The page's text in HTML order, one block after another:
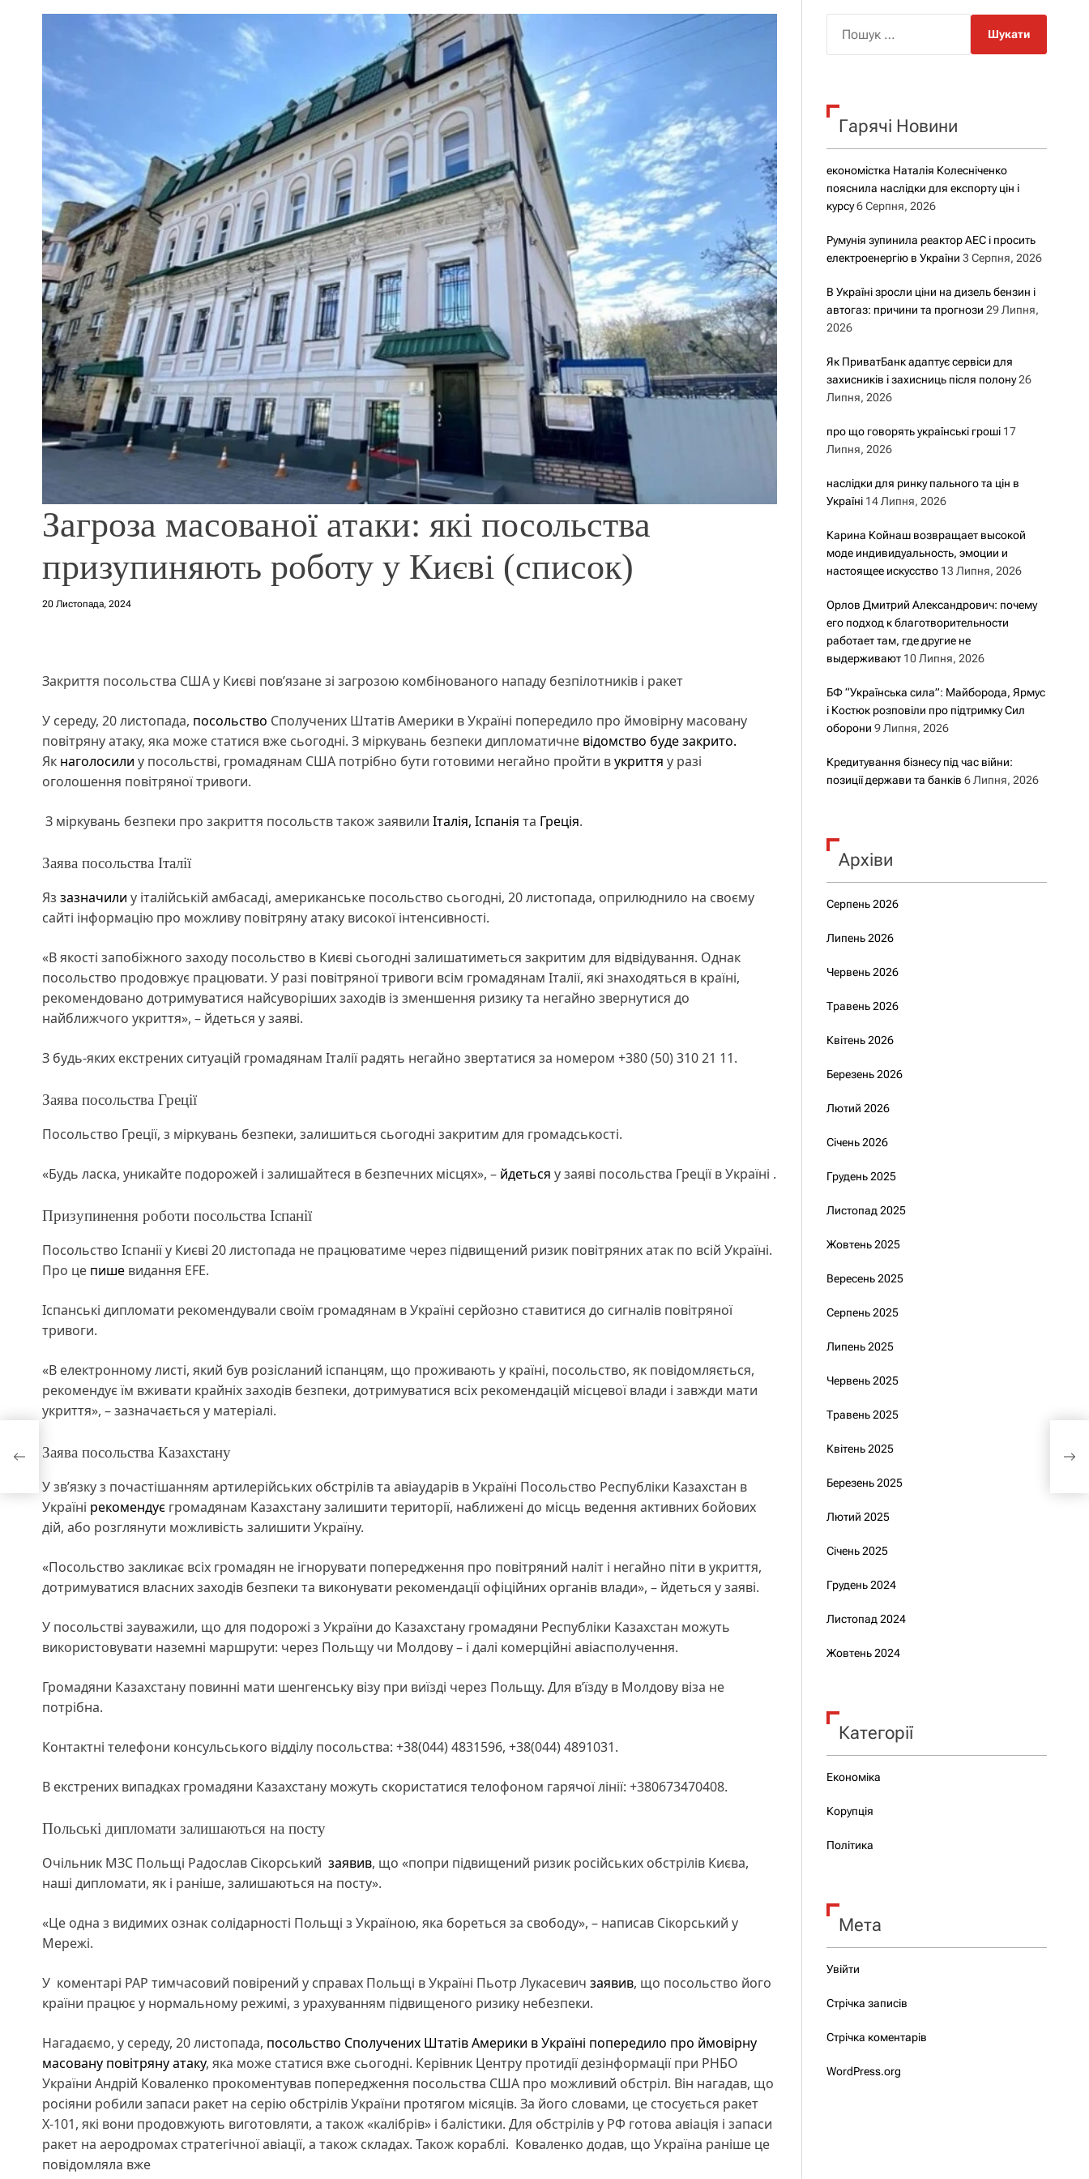
р
о
у
Загроза масованої атаки: які посольства
призупиняють роботу у Києві (список)
20 Листопада, 2024
Закриття посольства США у Києві пов’язане зі ​​загрозою комбінованого нападу безпілотників і ракет
У середу, 20 листопада, посольство Сполучених Штатів Америки в Україні попередило про ймовірну масовану
повітряну атаку, яка може статися вже сьогодні. З міркувань безпеки дипломатичне відомство буде закрито.
Як наголосили у посольстві, громадянам США потрібно бути готовими негайно пройти вукриття у разі
оголошення повітряної тривоги.
З міркувань безпеки про закриття посольств також заявили Італія, Іспанія та Греція.
Заява посольства Італії
Яз зазначили у італійській амбасаді, американське посольство сьогодні, 20 листопада, оприлюднило на своєму
сайті інформацію про можливу повітряну атаку високої інтенсивності.
«В якості запобіжного заходу посольство в Києві сьогодні залишатиметься закритим для відвідування. Однак
посольство продовжує працювати. У разі повітряної тривоги всім громадянам Італії, які знаходяться в країні,
рекомендовано дотримуватися найсуворіших заходів із зменшення ризику та негайно звернутися до
найближчого укриття», – йдеться у заяві.
З будь-яких екстрених ситуацій громадянам Італії радять негайно звертатися за номером +380 (50) 310 21 11.
Заява посольства Греції
Посольство Греції, з міркувань безпеки, залишиться сьогодні закритим для громадськості.
«Будь ласка, уникайте подорожей і залишайтеся в безпечних місцях», – йдеться у заяві посольства Греції в Україні .
Призупинення роботи посольства Іспанії
Посольство Іспанії у Києві 20 листопада не працюватиме через підвищений ризик повітряних атак по всій Україні.
Про це пише видання EFE.
Іспанські дипломати рекомендували своїм громадянам в Україні серйозно ставитися до сигналів повітряної
тривоги.
«В електронному листі, який був розісланий іспанцям, що проживають у країні, посольство, як повідомляється,
рекомендує їм вживати крайніх заходів безпеки, дотримуватися всіх рекомендацій місцевої влади і завжди мати
укриття», – зазначається у матеріалі.
Заява посольства Казахстану
У зв’язку з почастішанням артилерійських обстрілів та авіаударів в Україні Посольство Республіки Казахстан в
Україні рекомендує громадянам Казахстану залишити території, наближені до місць ведення активних бойових
дій, або розглянути можливість залишити Україну.
«Посольство закликає всіх громадян не ігнорувати попередження про повітряний наліт і негайно піти в укриття,
дотримуватися власних заходів безпеки та виконувати рекомендації офіційних органів влади», – йдеться у заяві.
У посольстві зауважили, що для подорожі з України до Казахстану громадяни Республіки Казахстан можуть
використовувати наземні маршрути: через Польщу чи Молдову – і далі комерційні авіасполучення.
Громадяни Казахстану повинні мати шенгенську візу при виїзді через Польщу. Для в’їзду в Молдову віза не
потрібна.
Контактні телефони консульського відділу посольства: +38(044) 4831596, +38(044) 4891031.
В екстрених випадках громадяни Казахстану можуть скористатися телофоном гарячої лінії: +380673470408.
Польські дипломати залишаються на посту
Очільник МЗС Польщі Радослав Сікорський заявив, що «попри підвищений ризик російських обстрілів Києва,
наші дипломати, як і раніше, залишаються на посту».
«Це одна з видимих ознак солідарності Польщі з Україною, яка бореться за свободу», – написав Сікорський у
Мережі.
У коментарі PAP тимчасовий повірений у справах Польщі в Україні Пьотр Лукасевич заявив, що посольство його
країни працює у нормальному режимі, з урахуванням підвищеного ризику небезпеки.
Нагадаємо, у середу, 20 листопада, посольство Сполучених Штатів Америки в Україні попередило про ймовірну
масовану повітряну атаку, яка може статися вже сьогодні. Керівник Центру протидії дезінформації при РНБО
України Андрій Коваленко прокоментував попередження посольства США про можливий обстріл. Він нагадав, що
росіяни робили запаси ракет на серію обстрілів України протягом місяців. За його словами, це стосується ракет
Х-101, які вони продовжують виготовляти, а також «калібрів» і балістики. Для обстрілів у РФ готова авіація і запаси
ракет на аеродромах стратегічної авіації, а також складах. Також кораблі. Коваленко додав, що Україна раніше це
повідомляла вже
к
Гарячі Новини
економістка Наталія Колесніченко
пояснила наслідки для експорту цін і
курсу 6 Серпня, 2026
Румунія зупинила реактор АЕС і просить
електроенергію в України 3 Серпня, 2026
В Україні зросли ціни на дизель бензин і
автогаз: причини та прогнози 29 Липня,
2026
Як ПриватБанк адаптує сервіси для
захисників і захисниць після полону 26
Липня, 2026
про що говорять українські гроші 17
Липня, 2026
наслідки для ринку пального та цін в
Україні 14 Липня, 2026
Карина Койнаш возвращает высокой
моде индивидуальность, эмоции и
настоящее искусство 13 Липня, 2026
Орлов Дмитрий Александрович: почему
его подход к благотворительности
работает там, где другие не
выдерживают 10 Липня, 2026
БФ “Українська сила”: Майборода, Ярмус
і Костюк розповіли про підтримку Сил
оборони 9 Липня, 2026
Кредитування бізнесу під час війни:
позиції держави та банків 6 Липня, 2026
Архіви
Серпень 2026
Липень 2026
Червень 2026
Травень 2026
Квітень 2026
Березень 2026
Лютий 2026
Січень 2026
Грудень 2025
Листопад 2025
Жовтень 2025
Вересень 2025
Серпень 2025
Липень 2025
Червень 2025
Травень 2025
Квітень 2025
Березень 2025
Лютий 2025
Січень 2025
Грудень 2024
Листопад 2024
Жовтень 2024
Категорії
Економіка
Корупція
Політика
Мета
Увійти
Стрічка записів
Стрічка коментарів
WordPress.org